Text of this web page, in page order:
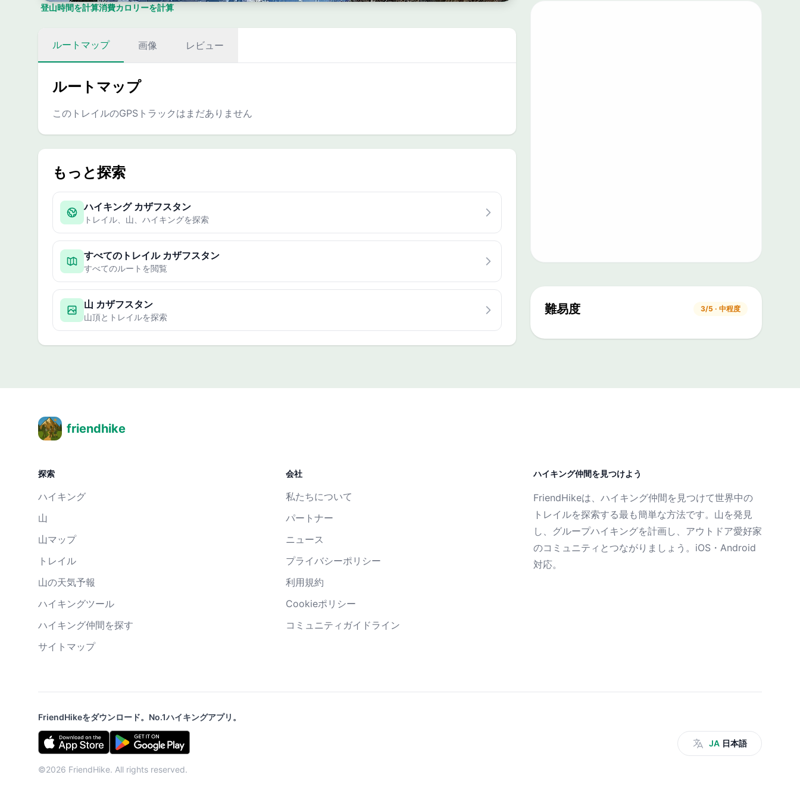
登山時間を計算消費カロリーを計算
ルートマップ 画像 レビュー
ルートマップ
このトレイルのGPSトラックはまだありません
もっと探索
ハイキング カザフスタン
トレイル、山、ハイキングを探索
すべてのトレイル カザフスタン
すべてのルートを閲覧
山 カザフスタン
山頂とトレイルを探索
難易度 3/5 · 中程度
friendhike
探索
ハイキング
山
山マップ
トレイル
山の天気予報
ハイキングツール
ハイキング仲間を探す
サイトマップ
会社
私たちについて
パートナー
ニュース
プライバシーポリシー
利用規約
Cookieポリシー
コミュニティガイドライン
ハイキング仲間を見つけよう
FriendHikeは、ハイキング仲間を見つけて世界中の
トレイルを探索する最も簡単な方法です。山を発見
し、グループハイキングを計画し、アウトドア愛好家
のコミュニティとつながりましょう。iOS・Android
対応。
FriendHikeをダウンロード。No.1ハイキングアプリ。
©2026 FriendHike. All rights reserved.
JA 日本語